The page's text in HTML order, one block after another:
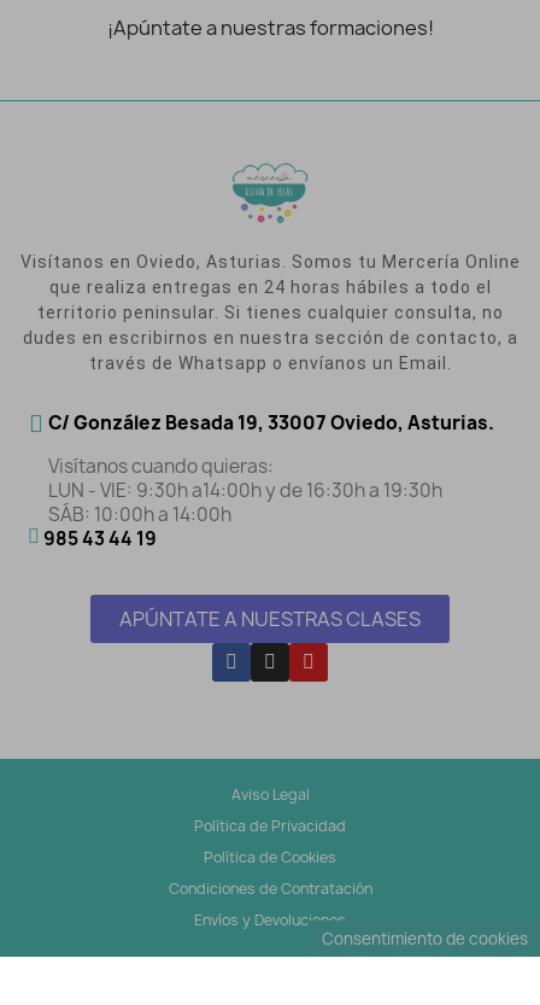
¡Apúntate a nuestras formaciones!
Visítanos en Oviedo, Asturias. Somos tu Mercería Online
que realiza entregas en 24 horas hábiles a todo el
territorio peninsular. Si tienes cualquier consulta, no
dudes en escribirnos en nuestra sección de contacto, a
través de Whatsapp o envíanos un Email.
C/ González Besada 19, 33007 Oviedo, Asturias.
Visítanos cuando quieras:
LUN - VIE: 9:30h a14:00h y de 16:30h a 19:30h
SÁB: 10:00h a 14:00h
985 43 44 19
APÚNTATE A NUESTRAS CLASES
Aviso Legal
Política de Privacidad
Política de Cookies
Condiciones de Contratación
Envíos y Devoluciones
Consentimiento de cookies